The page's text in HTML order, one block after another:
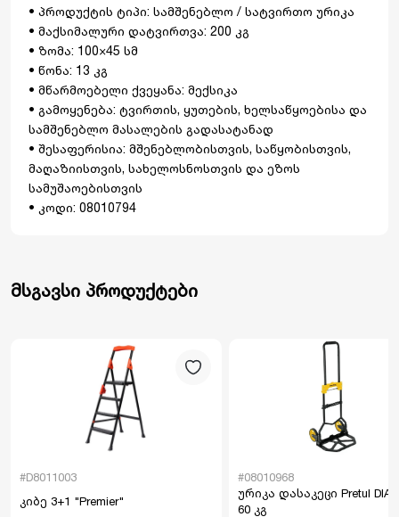
• პროდუქტის ტიპი: სამშენებლო / სატვირთო ურიკა
• მაქსიმალური დატვირთვა: 200 კგ
• ზომა: 100×45 სმ
• წონა: 13 კგ
• მწარმოებელი ქვეყანა: მექსიკა
• გამოყენება: ტვირთის, ყუთების, ხელსაწყოებისა და
სამშენებლო მასალების გადასატანად
• შესაფერისია: მშენებლობისთვის, საწყობისთვის,
მაღაზიისთვის, სახელოსნოსთვის და ეზოს
სამუშაოებისთვის
• კოდი: 08010794
მსგავსი პროდუქტები
#D8011003
კიბე 3+1 "Premier"
#08010968
ურიკა დასაკეცი Pretul DIA-
60 კგ